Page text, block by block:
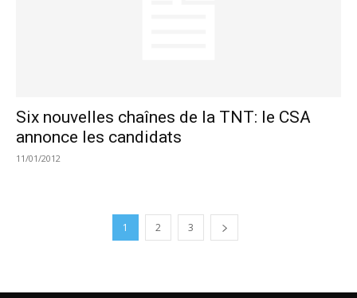
Six nouvelles chaînes de la TNT: le CSA
annonce les candidats
11/01/2012
1 2 3